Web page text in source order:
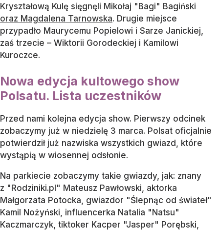
Kryształową Kulę sięgnęli Mikołaj "Bagi" Bagiński
oraz Magdalena Tarnowska. Drugie miejsce
przypadło Maurycemu Popielowi i Sarze Janickiej,
zaś trzecie – Wiktorii Gorodeckiej i Kamilowi
Kuroczce.
Nowa edycja kultowego show
Polsatu. Lista uczestników
Przed nami kolejna edycja show. Pierwszy odcinek
zobaczymy już w niedzielę 3 marca. Polsat oficjalnie
potwierdził już nazwiska wszystkich gwiazd, które
wystąpią w wiosennej odsłonie.
Na parkiecie zobaczymy takie gwiazdy, jak: znany
z "Rodziniki.pl" Mateusz Pawłowski, aktorka
Małgorzata Potocka, gwiazdor "Ślepnąc od świateł"
Kamil Nożyński, influencerka Natalia "Natsu"
Kaczmarczyk, tiktoker Kacper "Jasper" Porębski,